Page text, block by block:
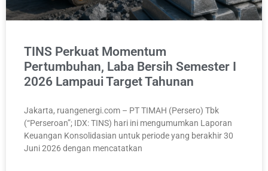
TINS Perkuat Momentum
Pertumbuhan, Laba Bersih Semester I
2026 Lampaui Target Tahunan
Jakarta, ruangenergi.com – PT TIMAH (Persero) Tbk
(“Perseroan”; IDX: TINS) hari ini mengumumkan Laporan
Keuangan Konsolidasian untuk periode yang berakhir 30
Juni 2026 dengan mencatatkan